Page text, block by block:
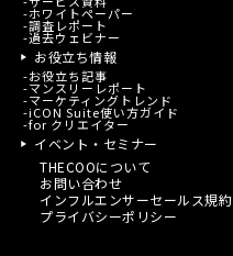
-ホワイトペーパー
-調査レポート
-過去ウェビナー
お役立ち情報
-お役立ち記事
-マンスリーレポート
-マーケティングトレンド
-iCON Suite使い方ガイド
-for クリエイター
イベント・セミナー
THECOOについて
お問い合わせ
インフルエンサーセールス規約
プライバシーポリシー